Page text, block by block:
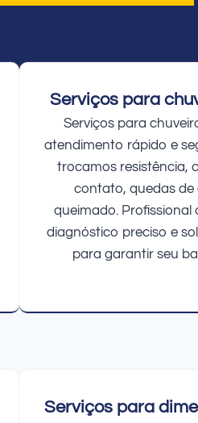
Serviços para
Serviços para
atendimento rápido e
trocamos resistência,
contato, quedas de
queimado. Profissional
diagnóstico preciso e
para garantir seu
Serviços para